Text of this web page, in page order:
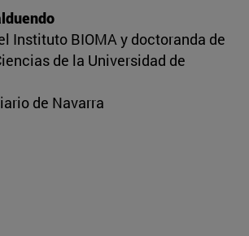
Instituto BIOMA y doctoranda de
de la Universidad de
de Navarra